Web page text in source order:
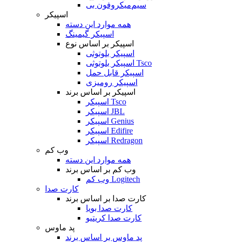
میکروفون بی‌‎سیم
اسپیکر
همه موارد این دسته
اسپیکر گیمینگ
اسپیکر بر اساس نوع
اسپیکر بلوتوثی
اسپیکر بلوتوثی Tsco
اسپیکر قابل حمل
اسپیکر رومیزی
اسپیکر بر اساس برند
اسپیکر Tsco
اسپیکر JBL
اسپیکر Genius
اسپیکر Edifire
اسپیکر Redragon
وب کم
همه موارد این دسته
وب کم بر اساس برند
وب کم Logitech
کارت صدا
کارت صدا بر اساس برند
کارت صدا بویا
کارت صدا کریتیو
پد ماوس
پد ماوس بر اساس برند